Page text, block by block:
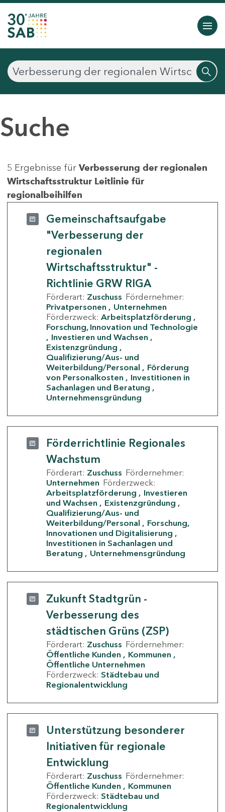
Suche
5 Ergebnisse für Verbesserung der regionalen
Wirtschaftsstruktur Leitlinie für
regionalbeihilfen
Gemeinschaftsaufgabe
"Verbesserung der
regionalen
Wirtschaftsstruktur" -
Richtlinie GRW RIGA
Förderart: Zuschuss Fördernehmer:
Privatpersonen
Unternehmen
Förderzweck: Arbeitsplatzförderung
Forschung, Innovation und Technologie
Investieren und Wachsen
Existenzgründung
Qualifizierung/Aus- und
Weiterbildung/Personal
Förderung
von Personalkosten
Investitionen in
Sachanlagen und Beratung
Unternehmensgründung
Förderrichtlinie Regionales
Wachstum
Förderart: Zuschuss Fördernehmer:
Unternehmen Förderzweck:
Arbeitsplatzförderung
Investieren
und Wachsen
Existenzgründung
Qualifizierung/Aus- und
Weiterbildung/Personal
Forschung,
Innovationen und Digitalisierung
Investitionen in Sachanlagen und
Beratung
Unternehmensgründung
Zukunft Stadtgrün -
Verbesserung des
städtischen Grüns (ZSP)
Förderart: Zuschuss Fördernehmer:
Öffentliche Kunden
Kommunen
Öffentliche Unternehmen
Förderzweck: Städtebau und
Regionalentwicklung
Unterstützung besonderer
Initiativen für regionale
Entwicklung
Förderart: Zuschuss Fördernehmer:
Öffentliche Kunden
Kommunen
Förderzweck: Städtebau und
Regionalentwicklung